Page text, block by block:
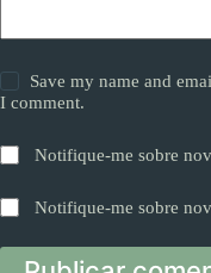
Save my name and
I comment.
Notifique-me sobre
Notifique-me sobre